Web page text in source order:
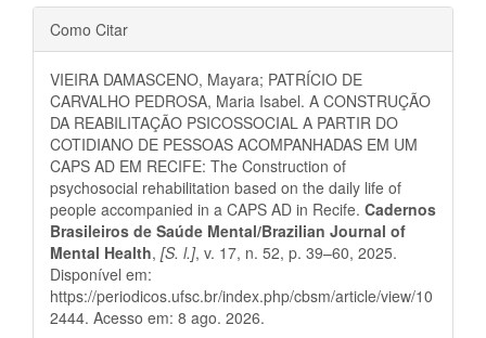
Detalhes
do
artigo
Como Citar
VIEIRA DAMASCENO, Mayara; PATRÍCIO DE
CARVALHO PEDROSA, Maria Isabel. A CONSTRUÇÃO
DA REABILITAÇÃO PSICOSSOCIAL A PARTIR DO
COTIDIANO DE PESSOAS ACOMPANHADAS EM UM
CAPS AD EM RECIFE: The Construction of
psychosocial rehabilitation based on the daily life of
people accompanied in a CAPS AD in Recife. Cadernos
Brasileiros de Saúde Mental/Brazilian Journal of
Mental Health, [S. l.], v. 17, n. 52, p. 39–60, 2025.
Disponível em:
https://periodicos.ufsc.br/index.php/cbsm/article/view/10
2444. Acesso em: 8 ago. 2026.